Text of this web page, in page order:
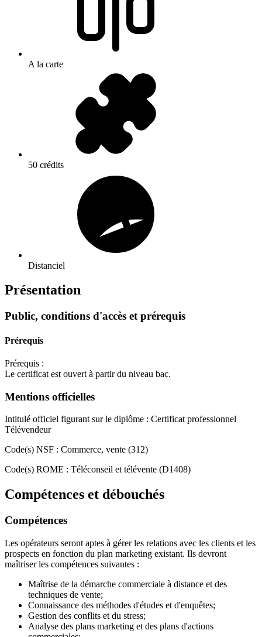
A la carte
50 crédits
Distanciel
Présentation
Public, conditions d'accès et prérequis
Prérequis
Prérequis :
Le certificat est ouvert à partir du niveau bac.
Mentions officielles
Intitulé officiel figurant sur le diplôme : Certificat professionnel
Télévendeur
Code(s) NSF : Commerce, vente (312)
Code(s) ROME : Téléconseil et télévente (D1408)
Compétences et débouchés
Compétences
Les opérateurs seront aptes à gérer les relations avec les clients et les
prospects en fonction du plan marketing existant. Ils devront
maîtriser les compétences suivantes :
Maîtrise de la démarche commerciale à distance et des
techniques de vente;
Connaissance des méthodes d'études et d'enquêtes;
Gestion des conflits et du stress;
Analyse des plans marketing et des plans d'actions